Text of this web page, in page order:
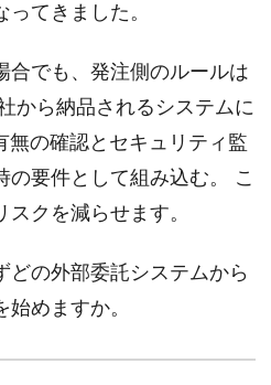
てきました。
合でも、発注側のルールは
から納品されるシステムに
無の確認とセキュリティ監
の要件として組み込む。 こ
クを減らせます。
どの外部委託システムから
めますか。